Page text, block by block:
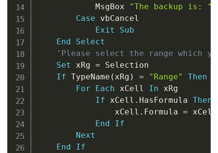
            MsgBox
"The backup is: "
Case vbCancel
Exit
Sub
End
Select
'Please select the range which
Set xRg = Selection
If TypeName ( xRg ) = "Range"
Then
For
Each xCell In xRg
If xCell . HasFormula Then
                xCell
. Formula = xCell
End
If
Next
End
If